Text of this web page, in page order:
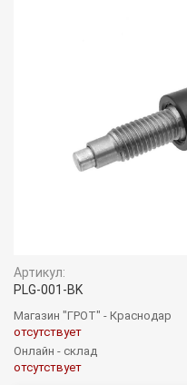
Артикул:
PLG-001-BK
Магазин "ГРОТ" - Краснодар
отсутствует
Онлайн - склад
отсутствует